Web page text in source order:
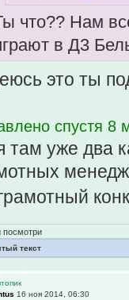
что?? Нам
в Д3
это ты
спустя 8
там уже два
посмотри
текст
16 ноя 2014, 06:30